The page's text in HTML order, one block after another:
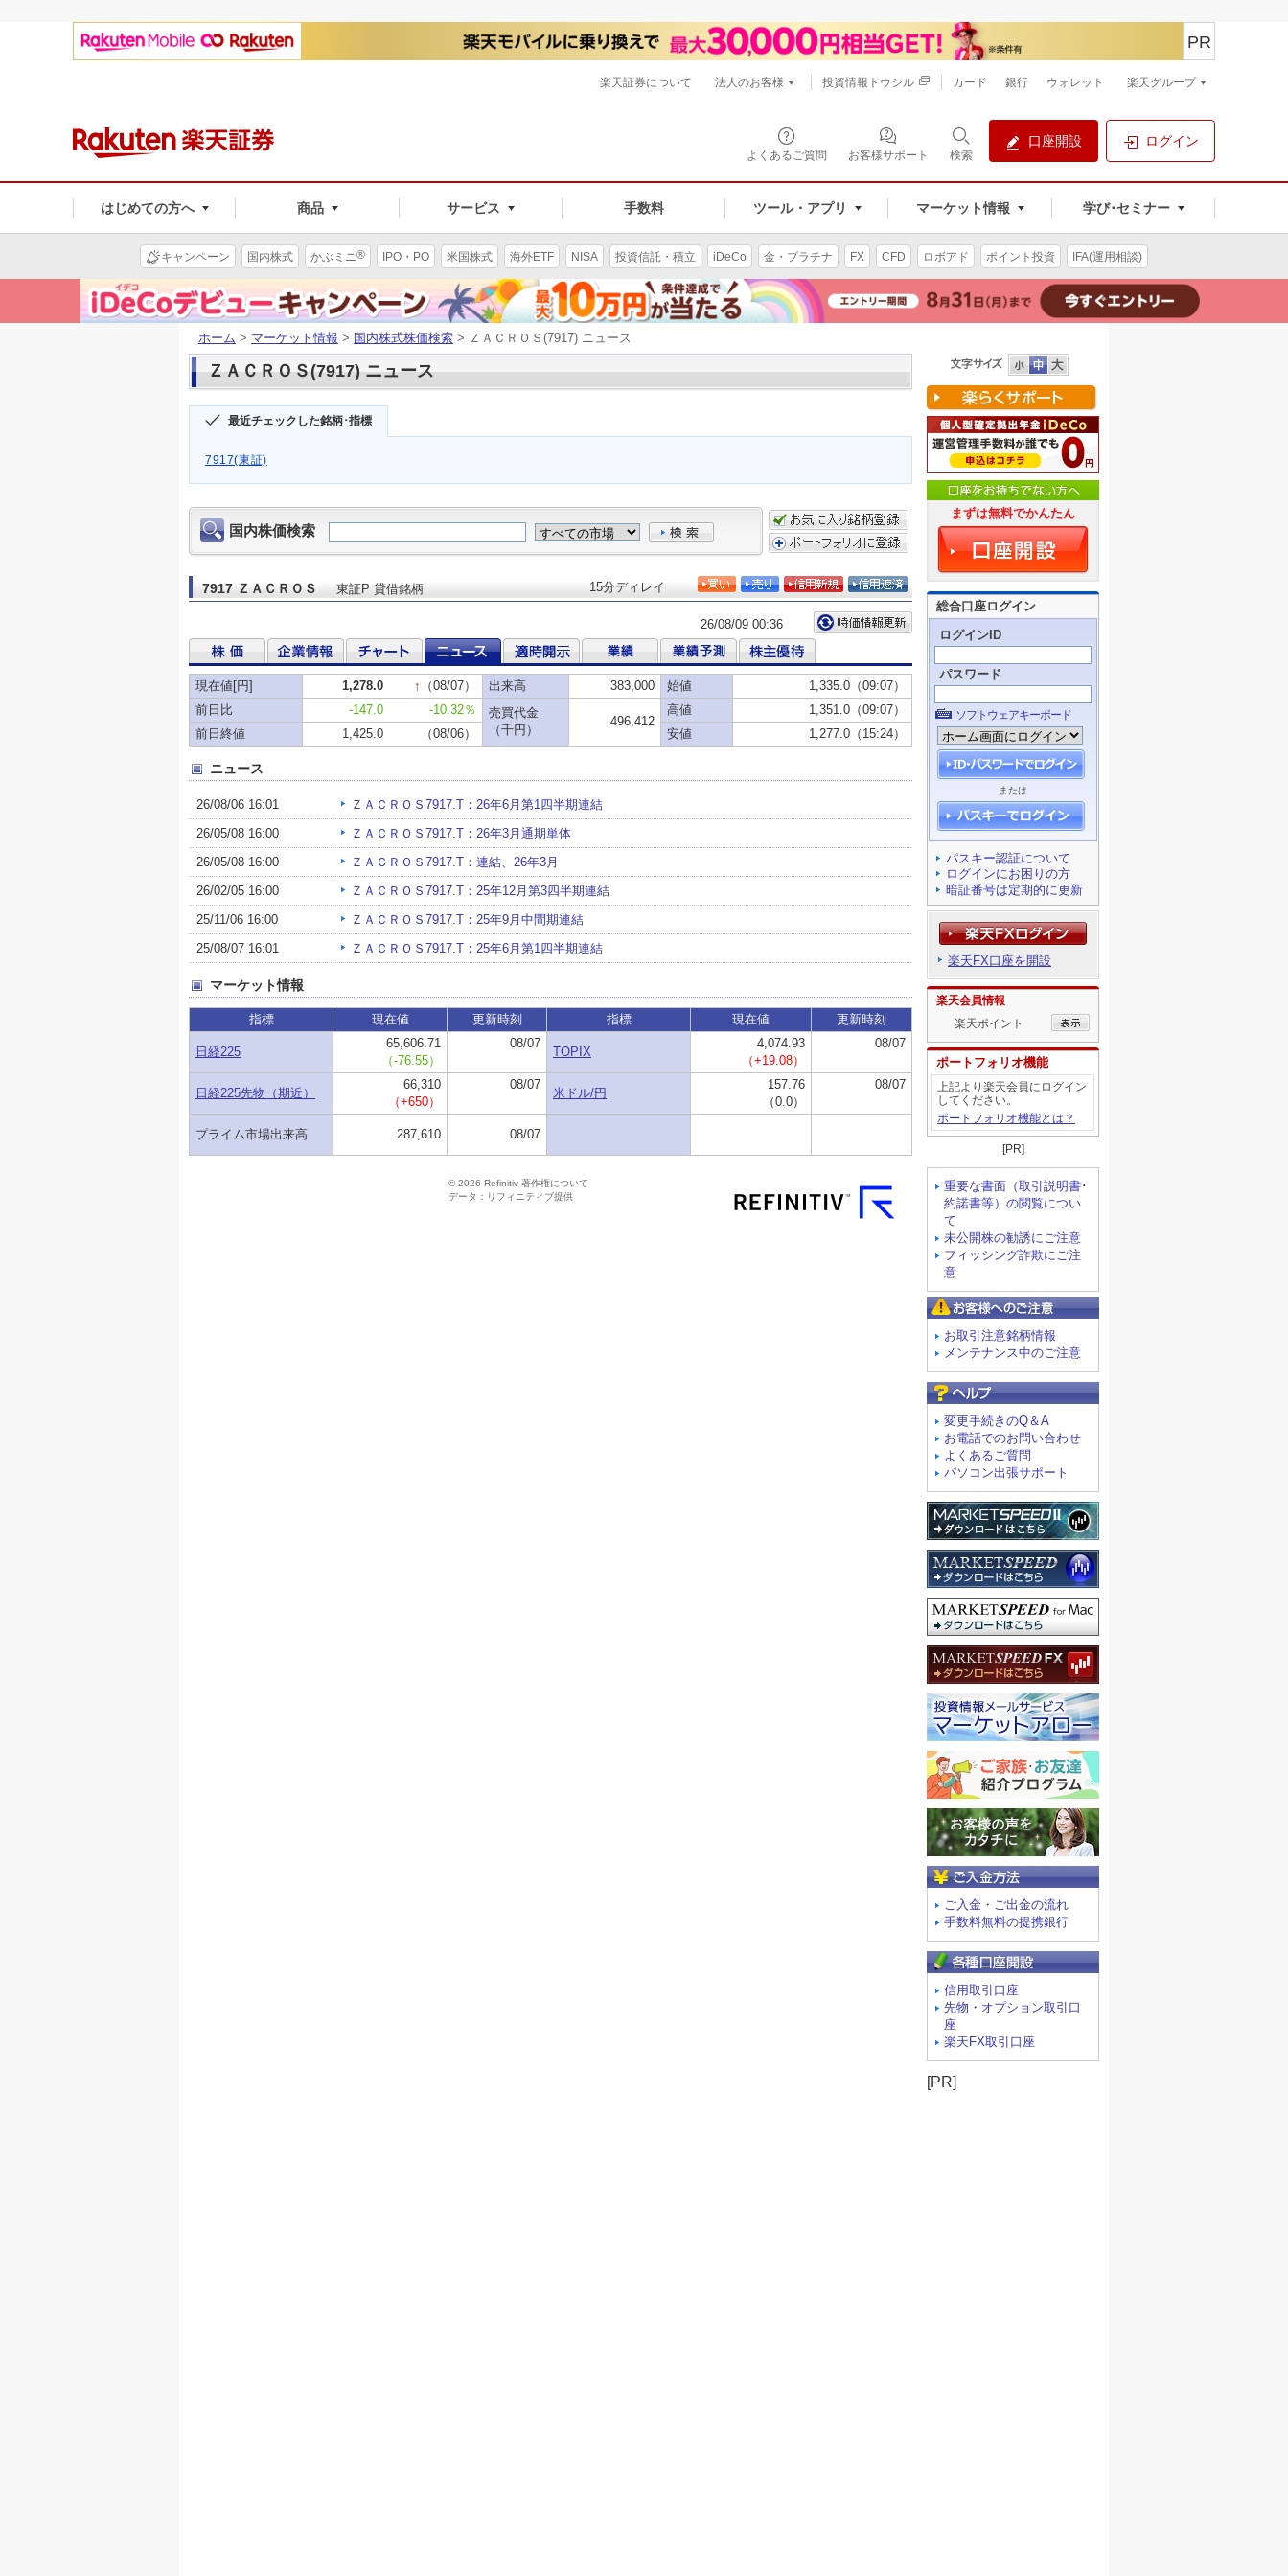
よくあるご質問 お客様サポート 検索
口座開設 ログイン
はじめての方へ 商品 サービス 手数料 ツール・アプリ マーケット情報 学び･セミナー
PR
楽天証券について 法人のお客様 投資情報トウシル カード 銀行 ウォレット 楽天グループ
キャンペーン 国内株式 かぶミニ® IPO・PO 米国株式 海外ETF NISA 投資信託・積立 iDeCo 金・プラチナ FX CFD ロボアド ポイント投資 IFA(運用相談)
ホーム > マーケット情報 > 国内株式株価検索 > ＺＡＣＲＯＳ(7917) ニュース
ＺＡＣＲＯＳ(7917) ニュース
最近チェックした銘柄･指標
7917(東証)
まずは無料でかんたん
総合口座ログイン
ログインID
パスワード
ソフトウェアキーボード
または
パスキー認証について
ログインにお困りの方
暗証番号は定期的に更新
楽天FX口座を開設
楽天会員情報
楽天ポイント
ポートフォリオ機能
上記より楽天会員にログイン
してください。
ポートフォリオ機能とは？
[PR]
重要な書面（取引説明書･
約諾書等）の閲覧につい
て
未公開株の勧誘にご注意
フィッシング詐欺にご注
意
お取引注意銘柄情報
メンテナンス中のご注意
変更手続きのQ＆A
お電話でのお問い合わせ
よくあるご質問
パソコン出張サポート
ご入金・ご出金の流れ
手数料無料の提携銀行
信用取引口座
先物・オプション取引口
座
楽天FX取引口座
[PR]